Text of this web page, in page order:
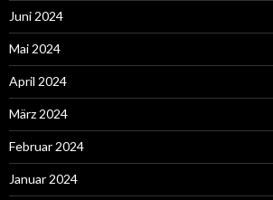
Juni 2024
Mai 2024
April 2024
März 2024
Februar 2024
Januar 2024